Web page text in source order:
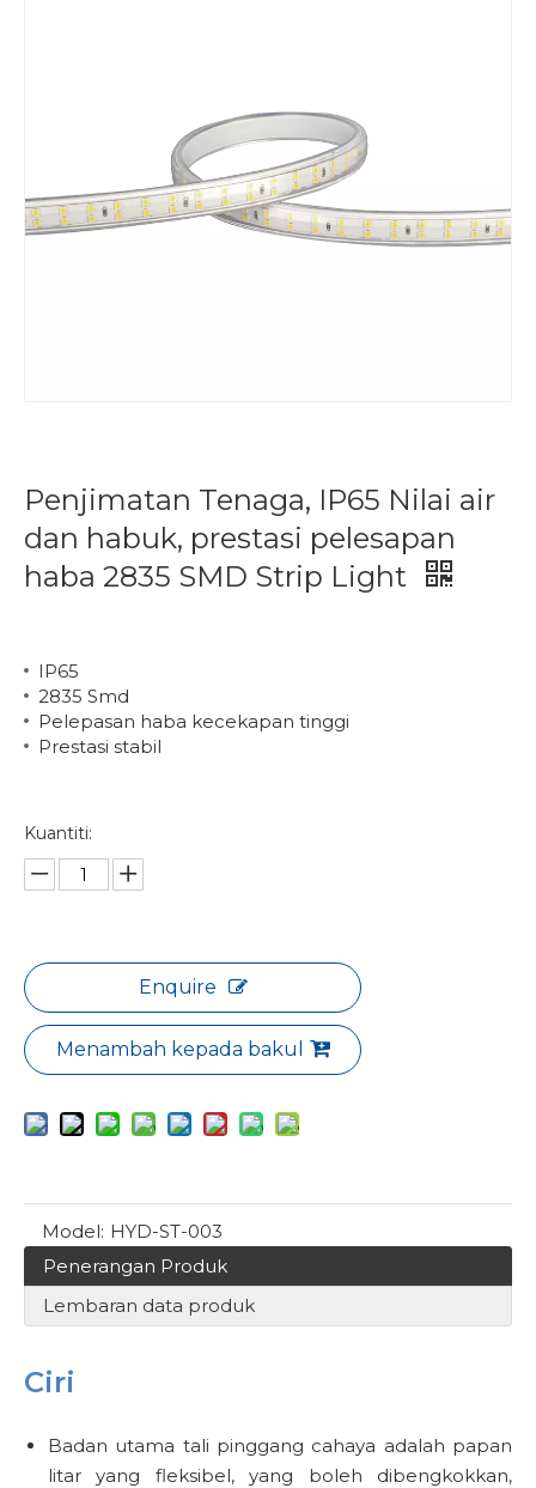
Penjimatan Tenaga, IP65 Nilai air
dan habuk, prestasi pelesapan
haba 2835 SMD Strip Light
IP65
2835 Smd
Pelepasan haba kecekapan tinggi
Prestasi stabil
Kuantiti:
Enquire
Menambah kepada bakul
Model: HYD-ST-003
Penerangan Produk
Lembaran data produk
Ciri
Badan utama tali pinggang cahaya adalah papan
litar yang fleksibel, yang boleh dibengkokkan,